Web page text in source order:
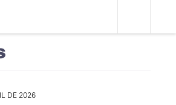
DE 2026